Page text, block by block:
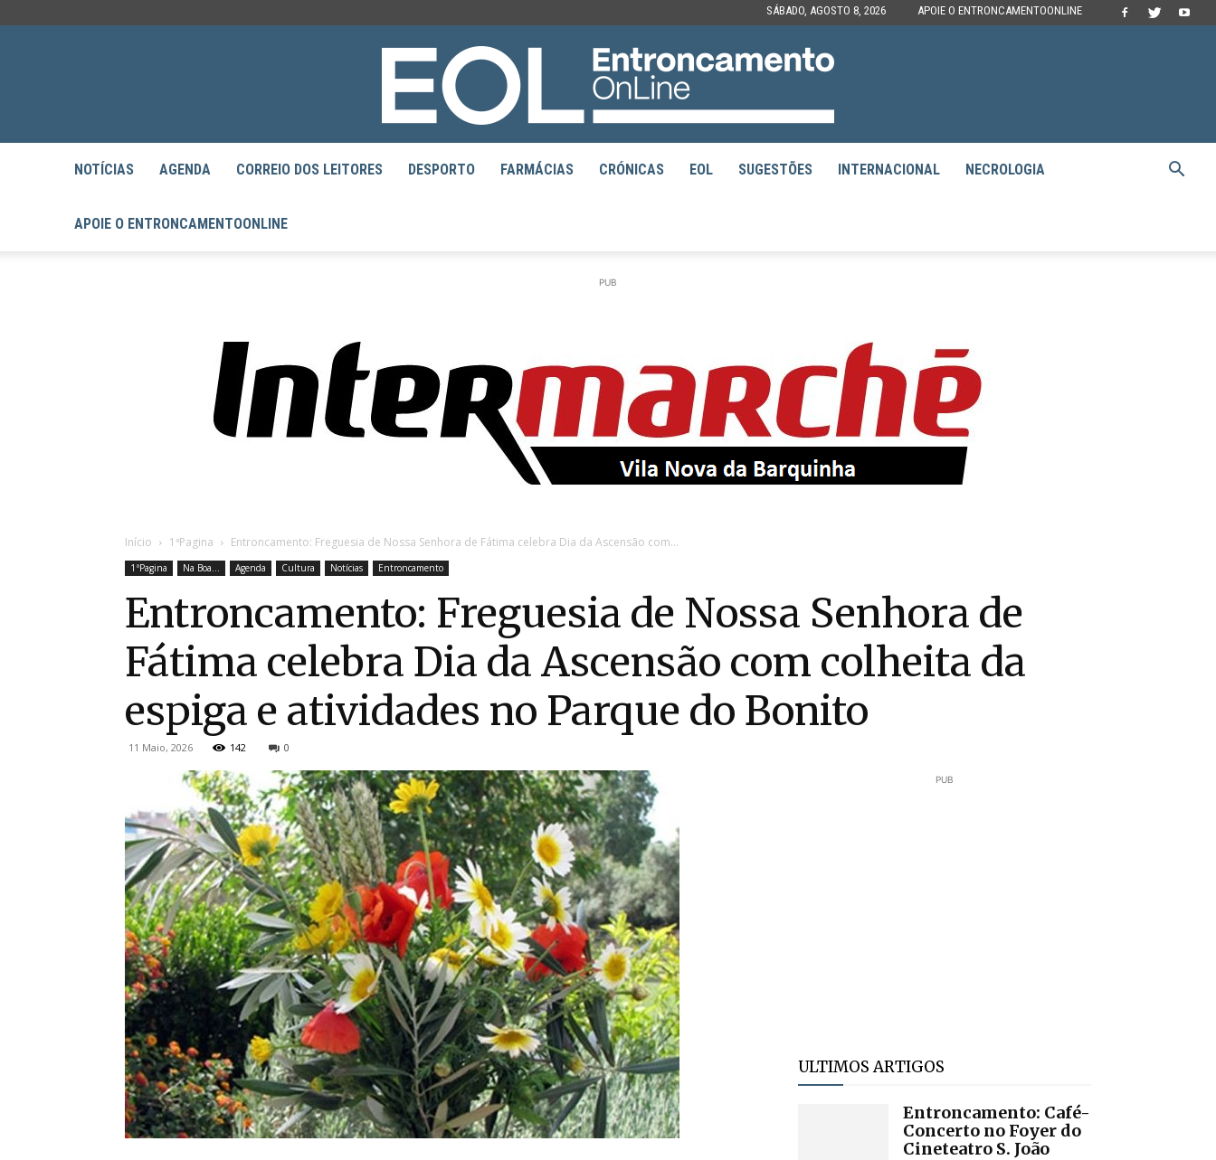
SÁBADO, AGOSTO 8, 2026 APOIE O ENTRONCAMENTOONLINE
EntroncamentoOnline
NOTÍCIAS AGENDA CORREIO DOS LEITORES DESPORTO FARMÁCIAS CRÓNICAS EOL SUGESTÕES INTERNACIONAL NECROLOGIA
APOIE O ENTRONCAMENTOONLINE
PUB
Início 1ªPagina Entroncamento: Freguesia de Nossa Senhora de Fátima celebra Dia da Ascensão com...
1ªPagina Na Boa... Agenda Cultura Notícias Entroncamento
Entroncamento: Freguesia de Nossa Senhora de
Fátima celebra Dia da Ascensão com colheita da
espiga e atividades no Parque do Bonito
11 Maio, 2026 142 0
PUB
ULTIMOS ARTIGOS
Entroncamento: Café-
Concerto no Foyer do
Cineteatro S. João